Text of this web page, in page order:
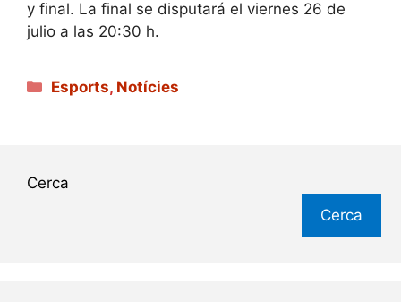
y final. La final se disputará el viernes 26 de
julio a las 20:30 h.
Categories
Esports, Notícies
Cerca
Cerca